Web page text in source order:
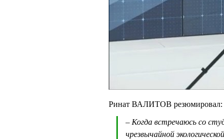
Ринат ВАЛИТОВ резюмировал:
– Когда встречаюсь со
чрезвычайной